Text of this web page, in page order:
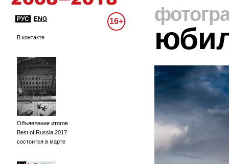
РУС ENG 16+
В контакте
Объявление итогов
Best of Russia 2017
состоится в марте